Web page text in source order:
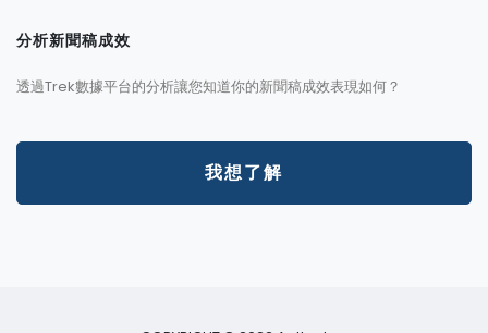
分析新聞稿成效
透過Trek數據平台的分析讓您知道你的新聞稿成效表現如何？
我想了解